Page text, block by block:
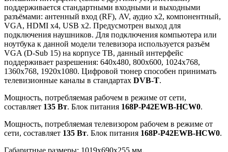
поддерживается стандартными входными и выходными
разъёмами: антенный вход (RF), AV, аудио x2, компонентный,
VGA, HDMI x4, USB x2. Предусмотрен выход для
подключения наушников. Для подключения компьютера или
ноутбука к данной модели телевизора используется разъём
VGA (D-Sub 15) на корпусе ТВ, данный интерфейс
поддерживает разрешения: 640x480, 800x600, 1024x768,
1360x768, 1920x1080. Цифровой тюнер способен принимать
телевизионные каналы в стандартах DVB-T.
Мощность, потребляемая рабочем в режиме от сети,
составляет 135 Вт. Блок питания 168P-P42EWB-HCW0.
Мощность, потребляемая телевизором рабочем в режиме от
сети, составляет 135 Вт. Блок питания 168P-P42EWB-HCW0.
Габаритные размеры: 1019x690x255 мм.